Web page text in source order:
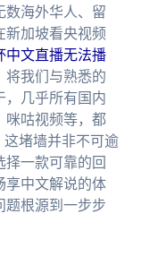
数海外华人、留
新加坡看央视频
中文直播无法播
将我们与熟悉的
，几乎所有国内
咪咕视频等，都
堵墙并非不可逾
一款可靠的回
享中文解说的体
题根源到一步步